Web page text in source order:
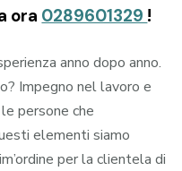
ora 0289601329 !
anno dopo anno.
Impegno nel lavoro e
persone che
elementi siamo
per la clientela di